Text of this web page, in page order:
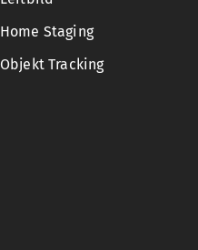
Home Staging
Objekt Tracking